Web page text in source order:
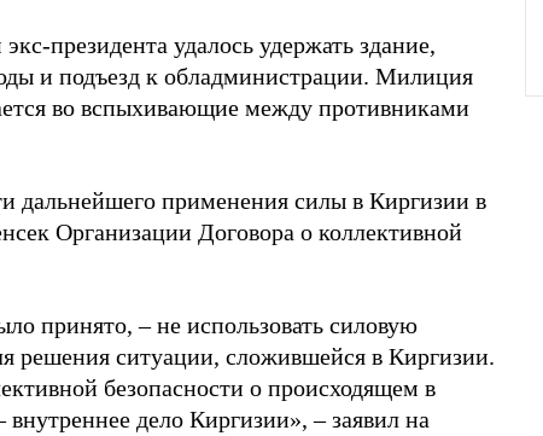
президента удалось удержать здание,
и подъезд к обладминистрации. Милиция
во вспыхивающие между противниками
дальнейшего применения силы в Киргизии в
Организации Договора о коллективной
принято, – не использовать силовую
решения ситуации, сложившейся в Киргизии.
безопасности о происходящем в
внутреннее дело Киргизии», – заявил на